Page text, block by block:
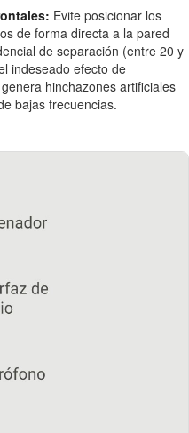
Evite posicionar los
de forma directa a la pared
de separación (entre 20 y
indeseado efecto de
hinchazones artificiales
bajas frecuencias.